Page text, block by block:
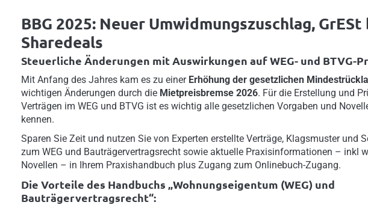
BBG 2025: Neuer Umwidmungszuschlag, GrESt
Sharedeals
Steuerliche Änderungen mit Auswirkungen auf WEG- und BTVG-
Mit Anfang des Jahres kam es zu einer Erhöhung der gesetzlichen
wichtigen Änderungen durch die Mietpreisbremse 2026. Für die Erstellung und
Verträgen im WEG und BTVG ist es wichtig alle gesetzlichen Vorgaben und
kennen.
Sparen Sie Zeit und nutzen Sie von Experten erstellte Verträge, Klagsmuster und
zum WEG und Bauträgervertragsrecht sowie aktuelle Praxisinformationen – inkl
Novellen – in Ihrem Praxishandbuch plus Zugang zum Onlinebuch-Zugang.
Die Vorteile des Handbuchs „Wohnungseigentum (WEG) und
Bauträgervertragsrecht“: